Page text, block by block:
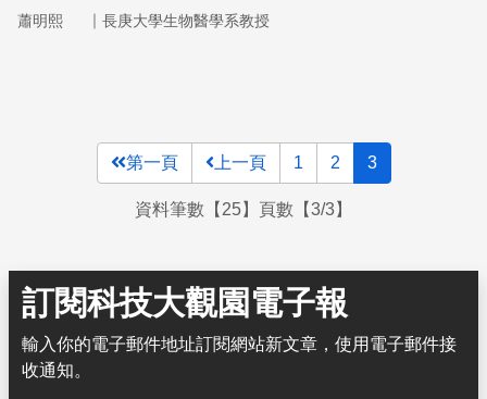
子。
蕭明熙 ｜ 長庚大學生物醫學系教授
第一頁 上一頁 1 2 3
資料筆數【25】頁數【3/3】
訂閱科技大觀園電子報
輸入你的電子郵件地址訂閱網站新文章，使用電子郵件接
收通知。